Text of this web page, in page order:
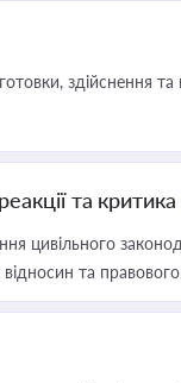
здійснення та
та критика
цивільного
та